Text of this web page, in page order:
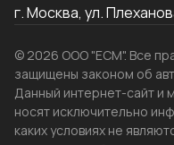
г. Москва, ул.
© 2026 ООО "ЕСМ". Все
защищены законом об
Данный интернет-сайт и
носят исключительно
каких условиях не